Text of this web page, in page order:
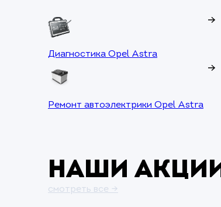
Диагностика Opel Astra
Ремонт автоэлектрики Opel Astra
Наши
смотреть все →